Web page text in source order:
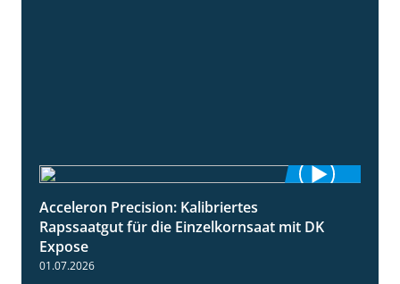
Acceleron Precision: Kalibriertes
Rapssaatgut für die Einzelkornsaat mit DK
Expose
01.07.2026